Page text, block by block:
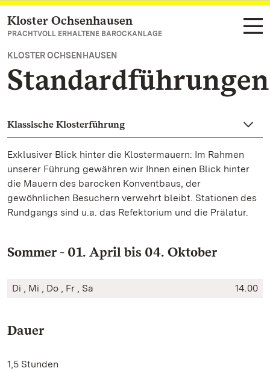
Zum Hauptinhalt springen
Kloster Ochsenhausen
PRACHTVOLL ERHALTENE BAROCKANLAGE
KLOSTER OCHSENHAUSEN
Standardführungen
Klassische Klosterführung
Exklusiver Blick hinter die Klostermauern: Im Rahmen
unserer Führung gewähren wir Ihnen einen Blick hinter
die Mauern des barocken Konventbaus, der
gewöhnlichen Besuchern verwehrt bleibt. Stationen des
Rundgangs sind u.a. das Refektorium und die Prälatur.
Sommer - 01. April bis 04. Oktober
Di , Mi , Do , Fr , Sa 14.00
Dauer
1,5 Stunden